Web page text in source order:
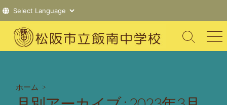
テ
検
索
メ
ニ
ホーム >